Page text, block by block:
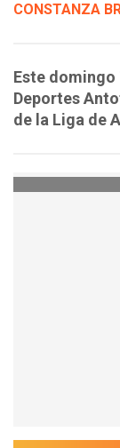
CONSTANZA
Este
Deportes
de la Liga de